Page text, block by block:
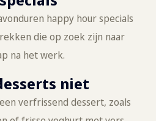
happy hour specials
die op zoek zijn naar
na het werk.
niet
verfrissend dessert, zoals